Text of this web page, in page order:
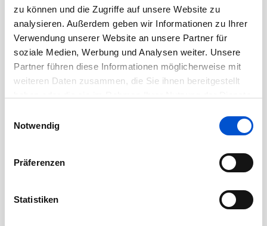
zu können und die Zugriffe auf unsere Website zu
analysieren. Außerdem geben wir Informationen zu Ihrer
Verwendung unserer Website an unsere Partner für
soziale Medien, Werbung und Analysen weiter. Unsere
Partner führen diese Informationen möglicherweise mit
weiteren Daten zusammen, die Sie ihnen bereitgestellt
Notwendig
Präferenzen
Statistiken
Juli 2020
Juni 2020
Mai 2020
April 2020
März 2020
Januar 2020